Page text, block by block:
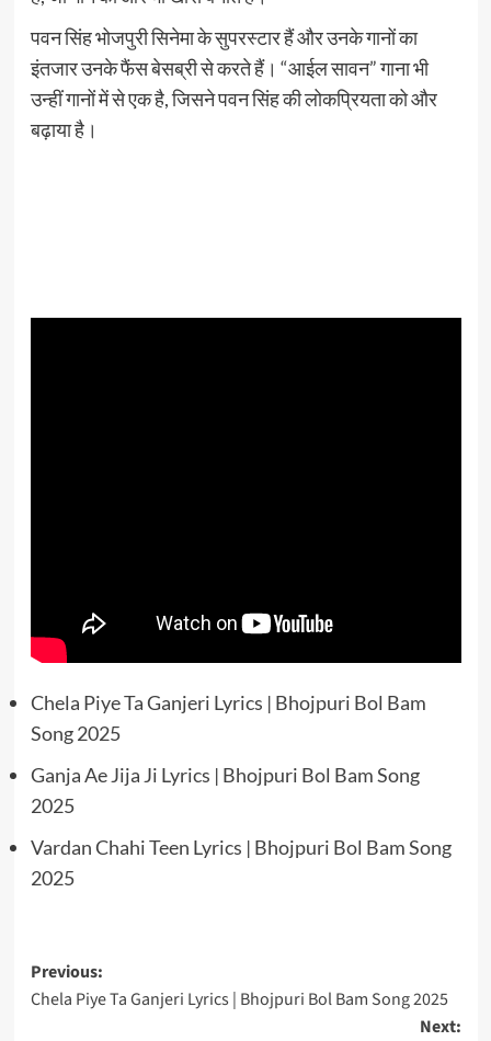
पवन सिंह भोजपुरी सिनेमा के सुपरस्टार हैं और उनके गानों का
इंतजार उनके फैंस बेसब्री से करते हैं। “आईल सावन” गाना भी
उन्हीं गानों में से एक है, जिसने पवन सिंह की लोकप्रियता को और
बढ़ाया है।
Chela Piye Ta Ganjeri Lyrics | Bhojpuri Bol Bam
Song 2025
Ganja Ae Jija Ji Lyrics | Bhojpuri Bol Bam Song
2025
Vardan Chahi Teen Lyrics | Bhojpuri Bol Bam Song
2025
Post
navigation
Previous:
Chela Piye Ta Ganjeri Lyrics | Bhojpuri Bol Bam Song 2025
Next: